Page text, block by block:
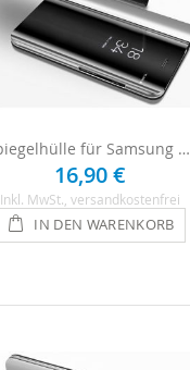
Spiegelhülle für Samsung Galaxy S8 - Schwarz
16,90 €
Inkl. MwSt. , versandkostenfrei
IN DEN WARENKORB